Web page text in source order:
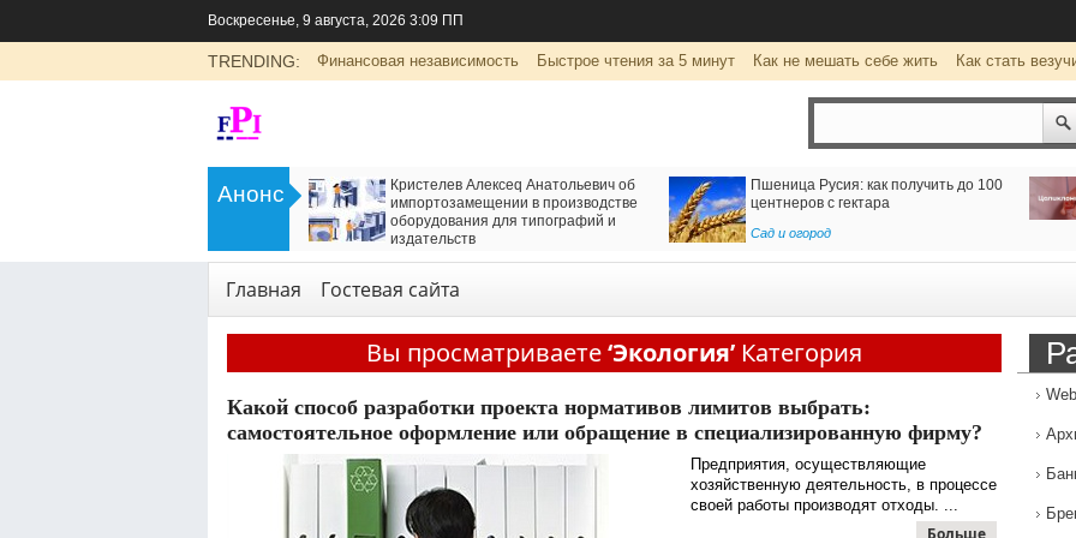
Воскресенье, 9 августа, 2026 3:09 ПП
TRENDING: Финансовая независимость Быстрое чтения за 5 минут Как не мешать себе жить Как стать
Анонс
Пшеница Русия: как получить до 100
центнеров с гектара
Цоликлоны для определения групп
крови
Рубрика о здоровье
Как организовать доставку из
в Россию
Главная Гостевая сайта
Вы просматриваете‘Экология’Категория
Какой способ разработки проекта нормативов лимитов выбрать:
самостоятельное оформление или обращение в специализированную фирму?
Предприятия, осуществляющие
хозяйственную деятельность, в процессе
своей работы производят отходы. ...
Больше